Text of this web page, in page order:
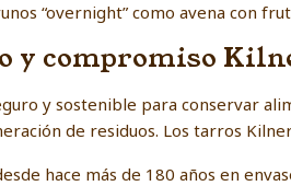
“overnight” como avena con
y compromiso
y sostenible para conservar
de residuos. Los tarros
hace más de 180 años en